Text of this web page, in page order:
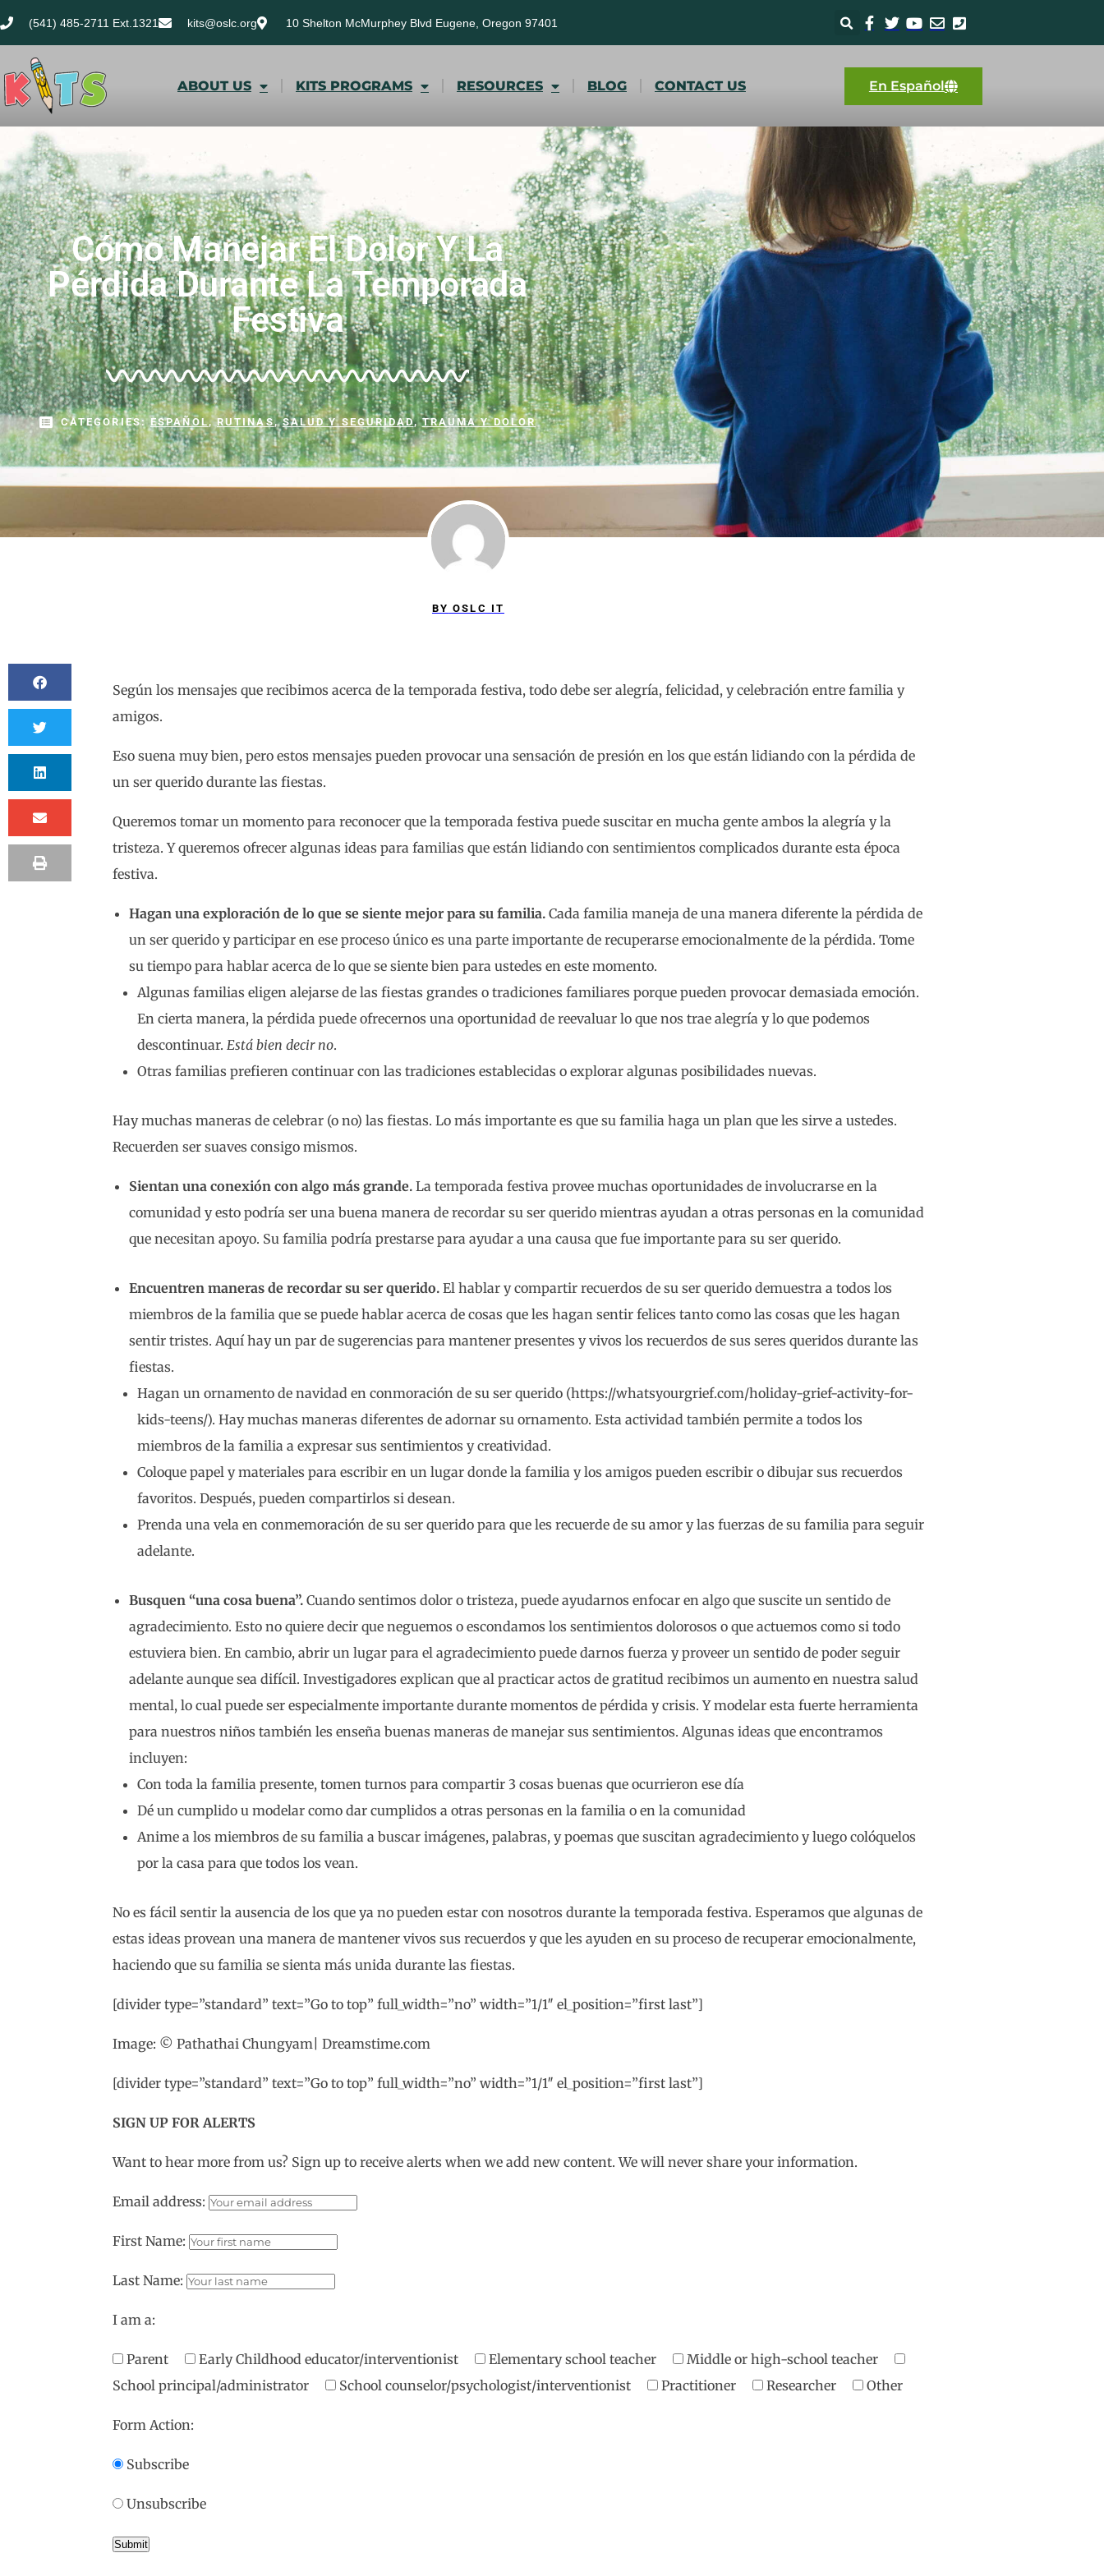
(541) 485-2711 Ext.1321 kits@oslc.org 10 Shelton McMurphey Blvd Eugene, Oregon 97401
ABOUT US KITS PROGRAMS RESOURCES BLOG CONTACT US En Español
Cómo Manejar El Dolor Y La
Pérdida Durante La Temporada
Festiva
CATEGORIES:ESPAÑOL,RUTINAS,SALUD Y SEGURIDAD,TRAUMA Y DOLOR
BY OSLC IT
Según los mensajes que recibimos acerca de la temporada festiva, todo debe ser alegría, felicidad, y celebración entre familia y
amigos.
Eso suena muy bien, pero estos mensajes pueden provocar una sensación de presión en los que están lidiando con la pérdida de
un ser querido durante las fiestas.
Queremos tomar un momento para reconocer que la temporada festiva puede suscitar en mucha gente ambos la alegría y la
tristeza. Y queremos ofrecer algunas ideas para familias que están lidiando con sentimientos complicados durante esta época
festiva.
Hagan una exploración de lo que se siente mejor para su familia. Cada familia maneja de una manera diferente la pérdida de
un ser querido y participar en ese proceso único es una parte importante de recuperarse emocionalmente de la pérdida. Tome
su tiempo para hablar acerca de lo que se siente bien para ustedes en este momento.
Algunas familias eligen alejarse de las fiestas grandes o tradiciones familiares porque pueden provocar demasiada emoción.
En cierta manera, la pérdida puede ofrecernos una oportunidad de reevaluar lo que nos trae alegría y lo que podemos
descontinuar. Está bien decir no.
Otras familias prefieren continuar con las tradiciones establecidas o explorar algunas posibilidades nuevas.
Hay muchas maneras de celebrar (o no) las fiestas. Lo más importante es que su familia haga un plan que les sirve a ustedes.
Recuerden ser suaves consigo mismos.
Sientan una conexión con algo más grande. La temporada festiva provee muchas oportunidades de involucrarse en la
comunidad y esto podría ser una buena manera de recordar su ser querido mientras ayudan a otras personas en la comunidad
que necesitan apoyo. Su familia podría prestarse para ayudar a una causa que fue importante para su ser querido.
Encuentren maneras de recordar su ser querido.El hablar y compartir recuerdos de su ser querido demuestra a todos los
miembros de la familia que se puede hablar acerca de cosas que les hagan sentir felices tanto como las cosas que les hagan
sentir tristes. Aquí hay un par de sugerencias para mantener presentes y vivos los recuerdos de sus seres queridos durante las
fiestas.
Hagan un ornamento de navidad en conmoración de su ser querido (https://whatsyourgrief.com/holiday-grief-activity-for-
kids-teens/). Hay muchas maneras diferentes de adornar su ornamento. Esta actividad también permite a todos los
miembros de la familia a expresar sus sentimientos y creatividad.
Coloque papel y materiales para escribir en un lugar donde la familia y los amigos pueden escribir o dibujar sus recuerdos
favoritos. Después, pueden compartirlos si desean.
Prenda una vela en conmemoración de su ser querido para que les recuerde de su amor y las fuerzas de su familia para seguir
adelante.
Busquen “una cosa buena”. Cuando sentimos dolor o tristeza, puede ayudarnos enfocar en algo que suscite un sentido de
agradecimiento. Esto no quiere decir que neguemos o escondamos los sentimientos dolorosos o que actuemos como si todo
estuviera bien. En cambio, abrir un lugar para el agradecimiento puede darnos fuerza y proveer un sentido de poder seguir
adelante aunque sea difícil. Investigadores explican que al practicar actos de gratitud recibimos un aumento en nuestra salud
mental, lo cual puede ser especialmente importante durante momentos de pérdida y crisis. Y modelar esta fuerte herramienta
para nuestros niños también les enseña buenas maneras de manejar sus sentimientos. Algunas ideas que encontramos
incluyen:
Con toda la familia presente, tomen turnos para compartir 3 cosas buenas que ocurrieron ese día
Dé un cumplido u modelar como dar cumplidos a otras personas en la familia o en la comunidad
Anime a los miembros de su familia a buscar imágenes, palabras, y poemas que suscitan agradecimiento y luego colóquelos
por la casa para que todos los vean.
No es fácil sentir la ausencia de los que ya no pueden estar con nosotros durante la temporada festiva. Esperamos que algunas de
estas ideas provean una manera de mantener vivos sus recuerdos y que les ayuden en su proceso de recuperar emocionalmente,
haciendo que su familia se sienta más unida durante las fiestas.
[divider type=”standard” text=”Go to top” full_width=”no” width=”1/1″ el_position=”first last”]
Image: © Pathathai Chungyam| Dreamstime.com
[divider type=”standard” text=”Go to top” full_width=”no” width=”1/1″ el_position=”first last”]
SIGN UP FOR ALERTS
Want to hear more from us? Sign up to receive alerts when we add new content. We will never share your information.
Email address:
First Name:
Last Name:
I am a:
Parent Early Childhood educator/interventionist Elementary school teacher
Middle or high-school teacher
School principal/administrator
School counselor/psychologist/interventionist Practitioner Researcher Other
Form Action:
Subscribe
Unsubscribe